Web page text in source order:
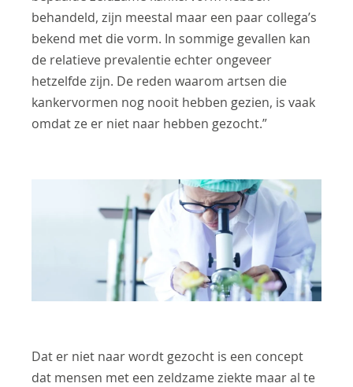
behandeld, zijn meestal maar een paar collega’s
bekend met die vorm. In sommige gevallen kan
de relatieve prevalentie echter ongeveer
hetzelfde zijn. De reden waarom artsen die
kankervormen nog nooit hebben gezien, is vaak
omdat ze er niet naar hebben gezocht.”
Dat er niet naar wordt gezocht is een concept
dat mensen met een zeldzame ziekte maar al te